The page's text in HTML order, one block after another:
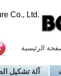
Co., Ltd.
الرئيسية
آلة تشكيل